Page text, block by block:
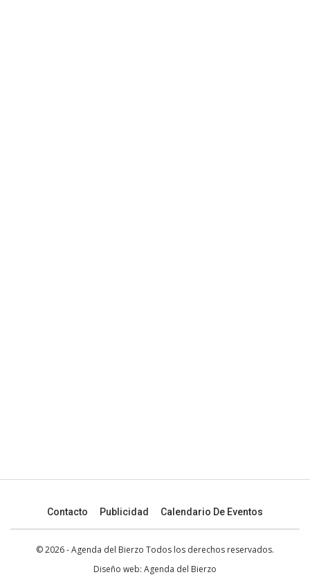
Contacto Publicidad Calendario De Eventos
© 2026 - Agenda del Bierzo Todos los derechos reservados.
Diseño web: Agenda del Bierzo